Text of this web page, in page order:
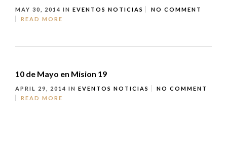
MAY 30, 2014 IN EVENTOS NOTICIAS
NO COMMENT
READ MORE
10 de Mayo en Mision 19
APRIL 29, 2014 IN EVENTOS NOTICIAS
NO COMMENT
READ MORE